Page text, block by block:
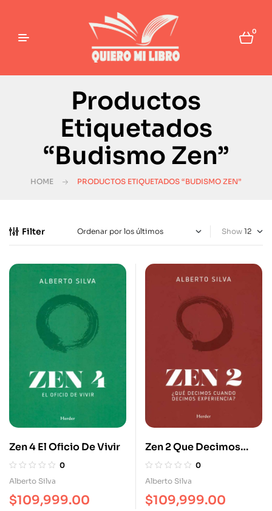
0
Productos
Etiquetados
“Budismo Zen”
HOME PRODUCTOS ETIQUETADOS “BUDISMO ZEN”
Filter Show
Zen 4 El Oficio De Vivir
0
Alberto Silva
$109,999.00
Zen 2 Que Decimos
Cuando Decimos
Experiencia
0
Alberto Silva
$109,999.00